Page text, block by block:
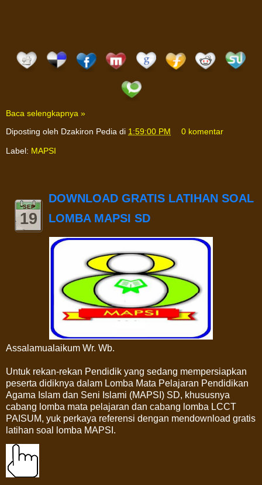
Baca selengkapnya »
Diposting oleh Dzakiron Pedia di 1:59:00 PM 0 komentar
Label: MAPSI
SEP
19
DOWNLOAD GRATIS LATIHAN SOAL
LOMBA MAPSI SD
Assalamualaikum Wr. Wb.
Untuk rekan-rekan Pendidik yang sedang mempersiapkan
peserta didiknya dalam Lomba Mata Pelajaran Pendidikan
Agama Islam dan Seni Islami (MAPSI) SD, khususnya
cabang lomba mata pelajaran dan cabang lomba LCCT
PAISUM, yuk perkaya referensi dengan mendownload gratis
latihan soal lomba MAPSI.